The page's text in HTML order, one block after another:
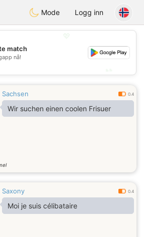
Deutsch Dating
Mode Logg inn
💕
match
nå!
Sachsen 0.4
Wir suchen einen coolen Frisuer
Saxony 0.4
Moi je suis célibataire